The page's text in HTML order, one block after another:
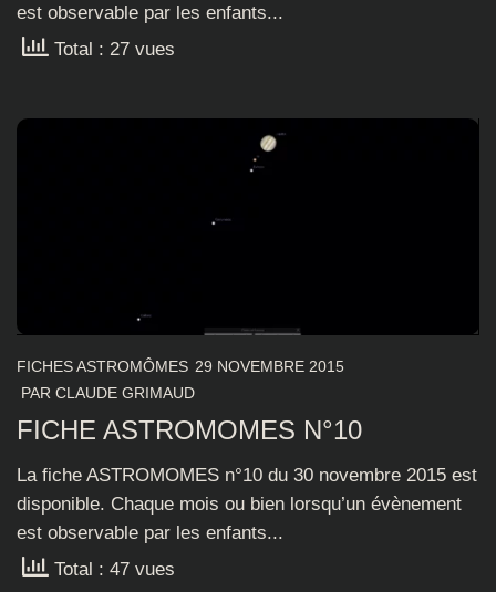
est observable par les enfants...
Total : 27 vues
FICHES ASTROMÔMES 29 NOVEMBRE 2015
PAR CLAUDE GRIMAUD
FICHE ASTROMOMES N°10
La fiche ASTROMOMES n°10 du 30 novembre 2015 est
disponible. Chaque mois ou bien lorsqu’un évènement
est observable par les enfants...
Total : 47 vues